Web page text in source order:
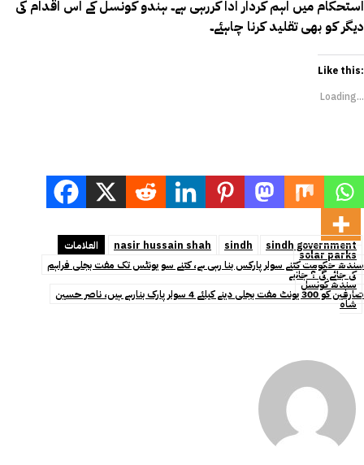
استحکام میں اہم کردار ادا کررہی ہے۔ ہندو کونسل کے اس اقدام کی
دیگر کو بھی تقلید کرنا چاہئے۔
Like this:
Loading...
العلامات nasir hussain shah sindh sindh government
solar parks
سندھ حکومت کتنے سولر پارکس بنا رہی ہے، کتنے سو یونٹس تک مفت بجلی فراہم
کی جائے گی ؟ جانیے
سندھ کونسل
صارفین کو 300 یونٹ مفت بجلی دینے کیلئے 4 سولر پارک بنارہے ہیں، ناصر حسین
شاہ